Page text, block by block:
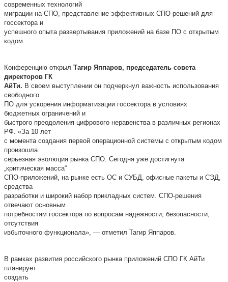
современных технологий
миграции на СПО, представление эффективных СПО-решений для
госсектора и
успешного опыта развертывания приложений на базе ПО с открытым
кодом.
Конференцию открыл Тагир Яппаров, председатель совета
директоров ГК
АйТи. В своем выступлении он подчеркнул важность использования
свободного
ПО для ускорения информатизации госсектора в условиях
бюджетных ограничений и
быстрого преодоления цифрового неравенства в различных регионах
РФ. «За 10 лет
с момента создания первой операционной системы с открытым кодом
произошла
серьезная эволюция рынка СПО. Сегодня уже достигнута
„критическая масса“
СПО-приложений, на рынке есть ОС и СУБД, офисные пакеты и СЭД,
средства
разработки и широкий набор прикладных систем. СПО-решения
отвечают основным
потребностям госсектора по вопросам надежности, безопасности,
отсутствия
избыточного функционала», — отметил Тагир Яппаров.
В рамках развития российского рынка приложений СПО ГК АйТи
планирует
создать